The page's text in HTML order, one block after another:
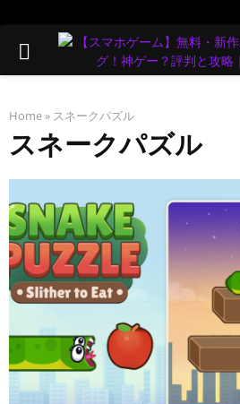
PRIMARY
Home » スネークパズル
スネークパズル